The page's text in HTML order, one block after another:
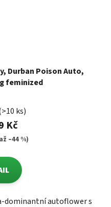
Durban Poison Auto,
feminized
ks)
Kč
–44 %)
dominantní autoflower s